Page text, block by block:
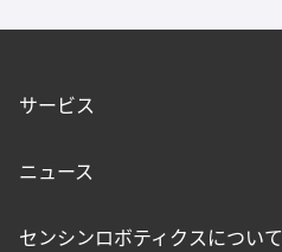
サービス
ニュース
センシンロボティクスについて